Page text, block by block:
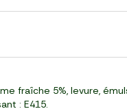
fraîche 5%, levure,
: E415.